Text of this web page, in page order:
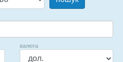
валюта